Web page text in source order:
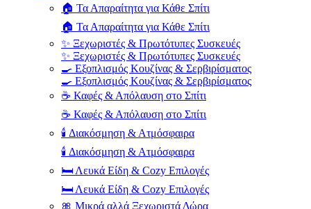
🏠 Τα Απαραίτητα για Κάθε Σπίτι
🏠 Τα Απαραίτητα για Κάθε Σπίτι
✨ Ξεχωριστές & Πρωτότυπες Συσκευές
✨ Ξεχωριστές & Πρωτότυπες Συσκευές
🍳 Εξοπλισμός Κουζίνας & Σερβιρίσματος
🍳 Εξοπλισμός Κουζίνας & Σερβιρίσματος
☕ Καφές & Απόλαυση στο Σπίτι
☕ Καφές & Απόλαυση στο Σπίτι
🕯️ Διακόσμηση & Ατμόσφαιρα
🕯️ Διακόσμηση & Ατμόσφαιρα
🛏️ Λευκά Είδη & Cozy Επιλογές
🛏️ Λευκά Είδη & Cozy Επιλογές
🎀 Μικρά αλλά Ξεχωριστά Δώρα